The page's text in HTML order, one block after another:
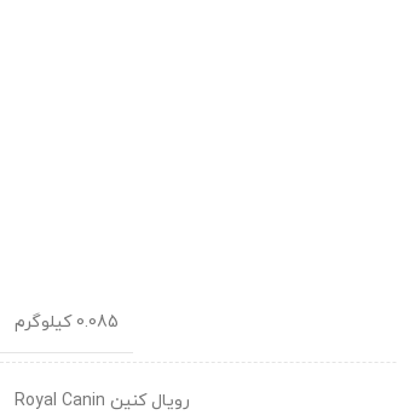
0.085 کیلوگرم
رویال کنین Royal Canin